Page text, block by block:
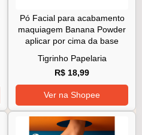
Pó Facial para acabamento
maquiagem Banana Powder
aplicar por cima da base
Tigrinho Papelaria
R$ 18,99
Ver na Shopee